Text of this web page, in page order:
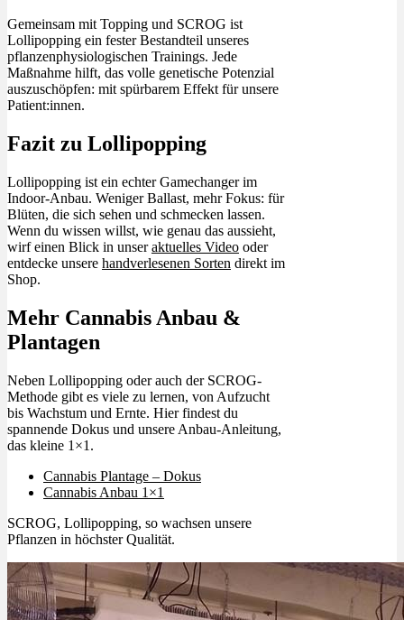
Gemeinsam mit Topping und SCROG ist
Lollipopping ein fester Bestandteil unseres
pflanzenphysiologischen Trainings. Jede
Maßnahme hilft, das volle genetische Potenzial
auszuschöpfen: mit spürbarem Effekt für unsere
Patient:innen.
Fazit zu Lollipopping
Lollipopping ist ein echter Gamechanger im
Indoor-Anbau. Weniger Ballast, mehr Fokus: für
Blüten, die sich sehen und schmecken lassen.
Wenn du wissen willst, wie genau das aussieht,
wirf einen Blick in unseraktuelles Video oder
entdecke unsere handverlesenen Sorten direkt im
Shop.
Mehr Cannabis Anbau &
Plantagen
Neben Lollipopping oder auch der SCROG-
Methode gibt es viele zu lernen, von Aufzucht
bis Wachstum und Ernte. Hier findest du
spannende Dokus und unsere Anbau-Anleitung,
das kleine 1×1.
Cannabis Plantage – Dokus
Cannabis Anbau 1×1
SCROG, Lollipopping, so wachsen unsere
Pflanzen in höchster Qualität.